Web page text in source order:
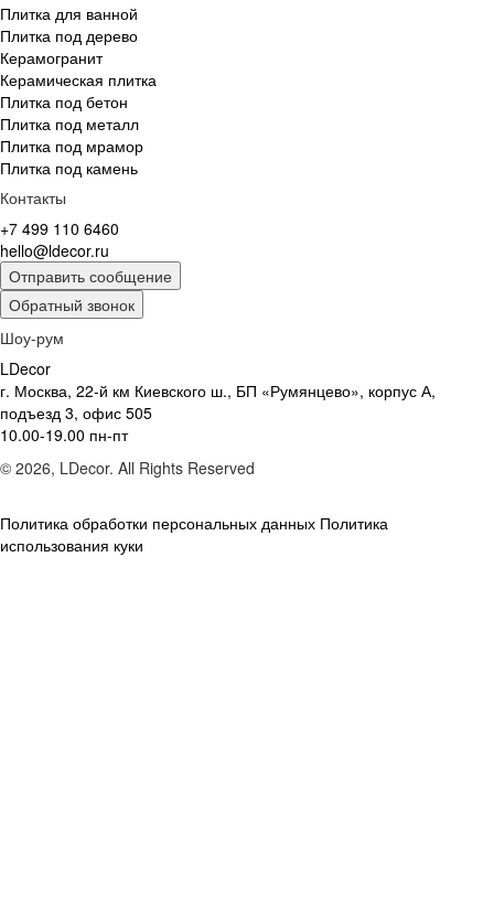
Плитка для ванной
Плитка под дерево
Керамогранит
Керамическая плитка
Плитка под бетон
Плитка под металл
Плитка под мрамор
Плитка под камень
Контакты
+7 499 110 6460
hello@ldecor.ru
Отправить сообщение
Обратный звонок
Шоу-рум
LDecor
г. Москва, 22-й км Киевского ш., БП «Румянцево», корпус А,
подъезд 3, офис 505
10.00-19.00 пн-пт
© 2026, LDecor. All Rights Reserved
Политика обработки персональных данных Политика
использования куки